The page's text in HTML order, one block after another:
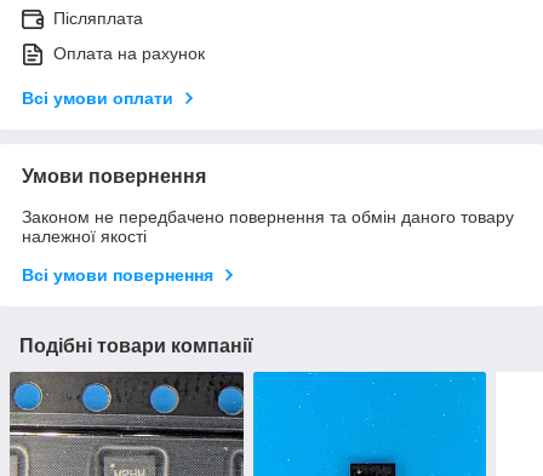
Післяплата
Оплата на рахунок
Всі умови оплати
Умови повернення
Законом не передбачено повернення та обмін даного товару
належної якості
Всі умови повернення
Подібні товари компанії